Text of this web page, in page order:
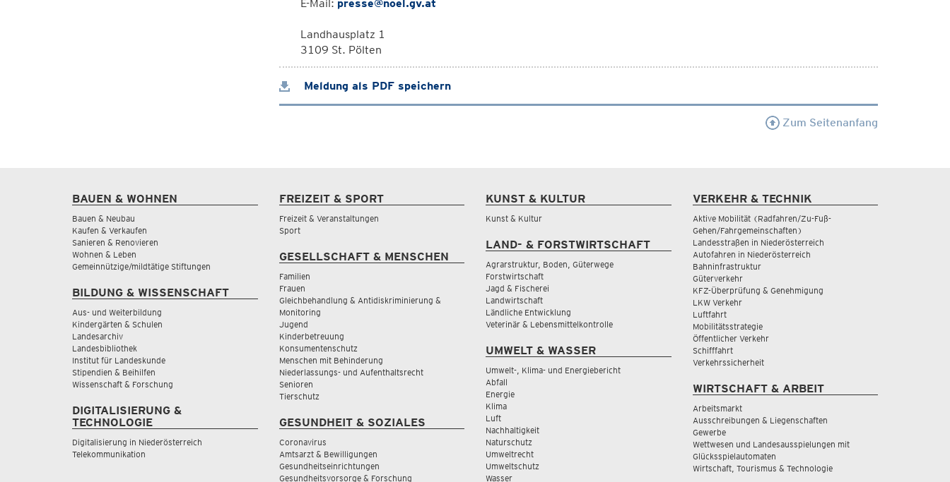
E-Mail: presse@noel.gv.at
Landhausplatz 1
3109 St. Pölten
Meldung als PDF speichern
Zum Seitenanfang
BAUEN & WOHNEN
Bauen & Neubau
Kaufen & Verkaufen
Sanieren & Renovieren
Wohnen & Leben
Gemeinnützige/mildtätige Stiftungen
BILDUNG & WISSENSCHAFT
Aus- und Weiterbildung
Kindergärten & Schulen
Landesarchiv
Landesbibliothek
Institut für Landeskunde
Stipendien & Beihilfen
Wissenschaft & Forschung
DIGITALISIERUNG &
TECHNOLOGIE
Digitalisierung in Niederösterreich
Telekommunikation
FREIZEIT & SPORT
Freizeit & Veranstaltungen
Sport
GESELLSCHAFT & MENSCHEN
Familien
Frauen
Gleichbehandlung & Antidiskriminierung &
Monitoring
Jugend
Kinderbetreuung
Konsumentenschutz
Menschen mit Behinderung
Niederlassungs- und Aufenthaltsrecht
Senioren
Tierschutz
GESUNDHEIT & SOZIALES
Coronavirus
Amtsarzt & Bewilligungen
Gesundheitseinrichtungen
Gesundheitsvorsorge & Forschung
KUNST & KULTUR
Kunst & Kultur
LAND- & FORSTWIRTSCHAFT
Agrarstruktur, Boden, Güterwege
Forstwirtschaft
Jagd & Fischerei
Landwirtschaft
Ländliche Entwicklung
Veterinär & Lebensmittelkontrolle
UMWELT & WASSER
Umwelt-, Klima- und Energiebericht
Abfall
Energie
Klima
Luft
Nachhaltigkeit
Naturschutz
Umweltrecht
Umweltschutz
Wasser
VERKEHR & TECHNIK
Aktive Mobilität (Radfahren/Zu-Fuß-
Gehen/Fahrgemeinschaften)
Landesstraßen in Niederösterreich
Autofahren in Niederösterreich
Bahninfrastruktur
Güterverkehr
KFZ-Überprüfung & Genehmigung
LKW Verkehr
Luftfahrt
Mobilitätsstrategie
Öffentlicher Verkehr
Schifffahrt
Verkehrssicherheit
WIRTSCHAFT & ARBEIT
Arbeitsmarkt
Ausschreibungen & Liegenschaften
Gewerbe
Wettwesen und Landesausspielungen mit
Glücksspielautomaten
Wirtschaft, Tourismus & Technologie